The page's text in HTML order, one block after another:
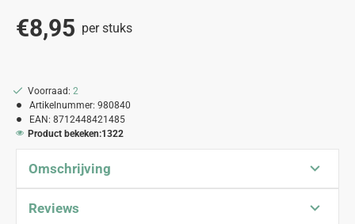
€8,95 per stuks
Voorraad: 2
Artikelnummer: 980840
EAN: 8712448421485
Product bekeken:1322
Omschrijving
Reviews